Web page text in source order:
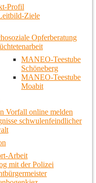
Profil
Ziele
Opferberatung
MANEO-Teestube
Schöneberg
MANEO-Teestube
Moabit
Vorfall online melden
schwulenfeindlicher
Arbeit
mit der Polizei